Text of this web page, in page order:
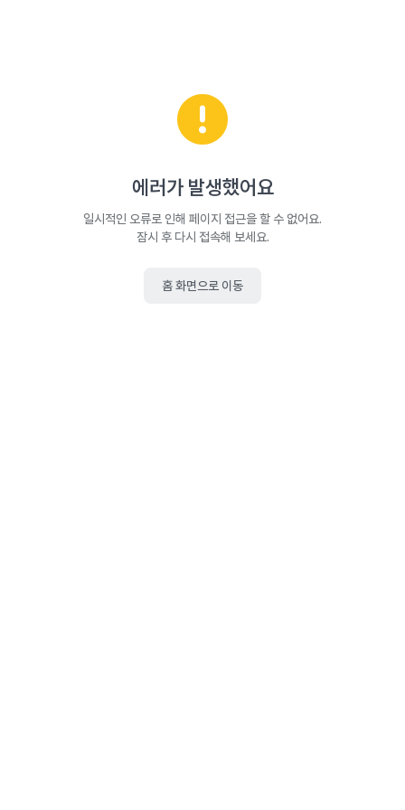
에러가 발생했어요
일시적인 오류로 인해 페이지 접근을 할 수 없어요.
잠시 후 다시 접속해 보세요.
홈 화면으로 이동